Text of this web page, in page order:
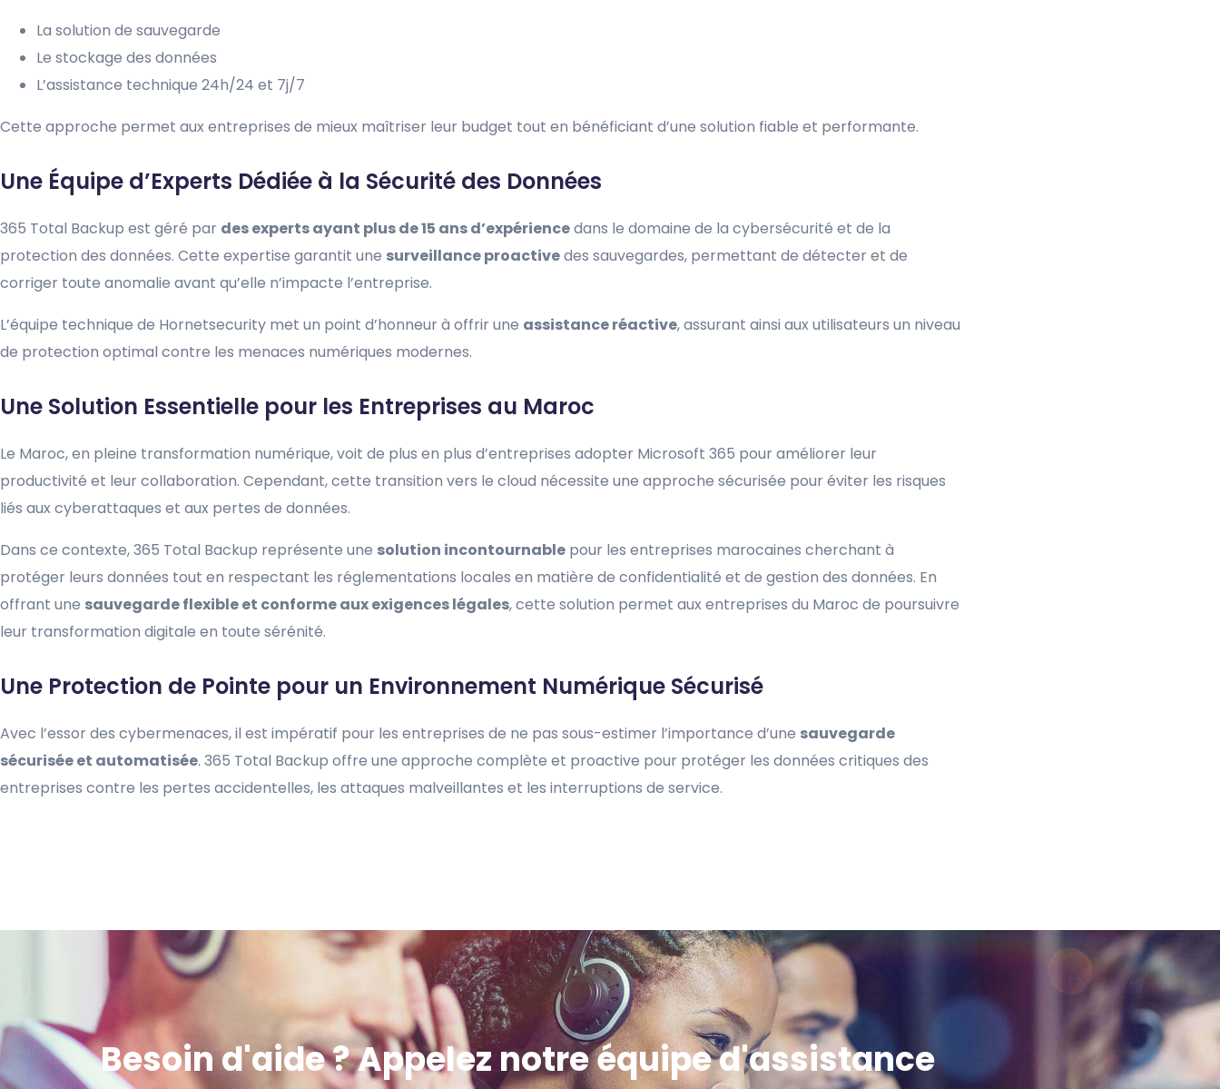
La solution de sauvegarde
Le stockage des données
L’assistance technique 24h/24 et 7j/7
Cette approche permet aux entreprises de mieux maîtriser leur budget tout en bénéficiant d’une solution fiable et performante.
Une Équipe d’Experts Dédiée à la Sécurité des Données
365 Total Backup est géré par des experts ayant plus de 15 ans d’expériencedans le domaine de la cybersécurité et de la
protection des données. Cette expertise garantit une surveillance proactivedes sauvegardes, permettant de détecter et de
corriger toute anomalie avant qu’elle n’impacte l’entreprise.
L’équipe technique de Hornetsecurity met un point d’honneur à offrir une assistance réactive, assurant ainsi aux utilisateurs un niveau
de protection optimal contre les menaces numériques modernes.
Une Solution Essentielle pour les Entreprises au Maroc
Le Maroc, en pleine transformation numérique, voit de plus en plus d’entreprises adopter Microsoft 365 pour améliorer leur
productivité et leur collaboration. Cependant, cette transition vers le cloud nécessite une approche sécurisée pour éviter les risques
liés aux cyberattaques et aux pertes de données.
Dans ce contexte, 365 Total Backup représente une solution incontournable pour les entreprises marocaines cherchant à
protéger leurs données tout en respectant les réglementations locales en matière de confidentialité et de gestion des données. En
offrant une sauvegarde flexible et conforme aux exigences légales, cette solution permet aux entreprises du Maroc de poursuivre
leur transformation digitale en toute sérénité.
Une Protection de Pointe pour un Environnement Numérique Sécurisé
Avec l’essor des cybermenaces, il est impératif pour les entreprises de ne pas sous-estimer l’importance d’une sauvegarde
sécurisée et automatisée. 365 Total Backup offre une approche complète et proactive pour protéger les données critiques des
entreprises contre les pertes accidentelles, les attaques malveillantes et les interruptions de service.
Besoin d'aide ? Appelez notre équipe d'assistance